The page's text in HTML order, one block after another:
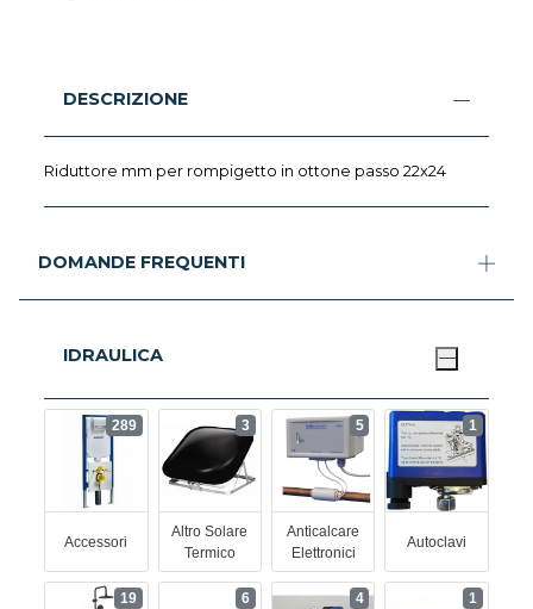
DESCRIZIONE
Riduttore mm per rompigetto in ottone passo 22x24
DOMANDE FREQUENTI
IDRAULICA
Accessori
289
Altro Solare
Termico
3
Anticalcare
Elettronici
5
Autoclavi
1
19 6 4 1